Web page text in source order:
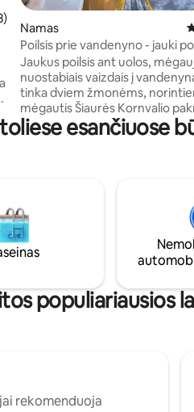
4,98 iš 5, atsiliepimų: 333
Namas
Poilsis prie vandenyno - jauki
pakrantėje
Jaukus poilsis ant uolos,
nuostabiais vaizdais į vandenyną.
tinka dviem žmonėms,
mėgautis Šiaurės Kornvalio
Prie pat durų yra pakrantės
nuėjus 10 minučių įvairiais
Atviro plano gyvenamoji erdvė
miegamąja zona antresolėse,
pagal modernius ir aukštus
Automobilių stovėjimo aikštelė
gatvėje, išmanusis televizorius
esančiuose
populiariausios
rekomenduoja